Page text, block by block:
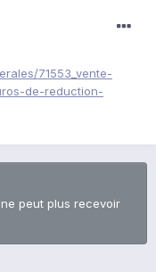
71553_vente-
de-reduction-
peut plus recevoir